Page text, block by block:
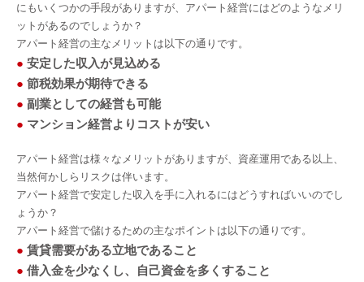
にもいくつかの手段がありますが、アパート経営にはどのようなメリ
ットがあるのでしょうか？
アパート経営の主なメリットは以下の通りです。
● 安定した収入が見込める
● 節税効果が期待できる
● 副業としての経営も可能
● マンション経営よりコストが安い
アパート経営は様々なメリットがありますが、資産運用である以上、
当然何かしらリスクは伴います。
アパート経営で安定した収入を手に入れるにはどうすればいいのでし
ょうか？
アパート経営で儲けるための主なポイントは以下の通りです。
● 賃貸需要がある立地であること
● 借入金を少なくし、自己資金を多くすること